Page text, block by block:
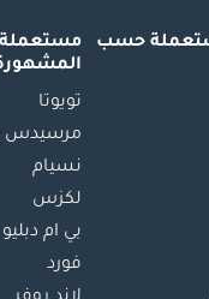
حسب
مستعملة
تويوتا
مرسيدس
نسيام
لكزس
بي ام دبليو
فورد